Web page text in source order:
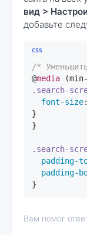
вид >
добавьте
/*
@media
.search-
font-size
}
}
.search-
padding-
padding-
}
Вам помог